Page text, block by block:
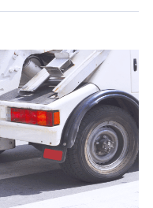
支給、福利厚生・採用
、当社と従業員または従
提供業務、契約締結手
らに準ずる業務の遂行